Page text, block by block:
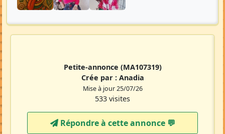
Petite-annonce (MA107319)
Crée par : Anadia
Mise à jour 25/07/26
533 visites
Répondre à cette annonce 💬​